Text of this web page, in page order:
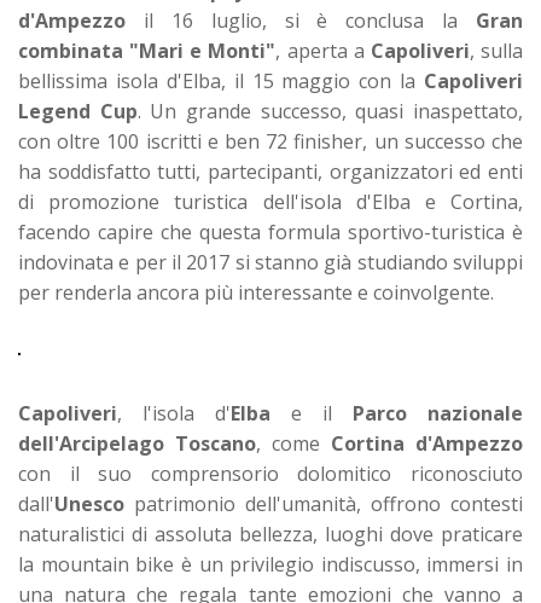
d'Ampezzo il 16 luglio, si è conclusa la Gran
combinata "Mari e Monti", aperta a Capoliveri, sulla
bellissima isola d'Elba, il 15 maggio con la Capoliveri
Legend Cup. Un grande successo, quasi inaspettato,
con oltre 100 iscritti e ben 72 finisher, un successo che
ha soddisfatto tutti, partecipanti, organizzatori ed enti
di promozione turistica dell'isola d'Elba e Cortina,
facendo capire che questa formula sportivo-turistica è
indovinata e per il 2017 si stanno già studiando sviluppi
per renderla ancora più interessante e coinvolgente.
Capoliveri, l'isola d'Elba e il Parco nazionale
dell'Arcipelago Toscano, come Cortina d'Ampezzo
con il suo comprensorio dolomitico riconosciuto
dall'Unesco patrimonio dell'umanità, offrono contesti
naturalistici di assoluta bellezza, luoghi dove praticare
la mountain bike è un privilegio indiscusso, immersi in
una natura che regala tante emozioni che vanno a